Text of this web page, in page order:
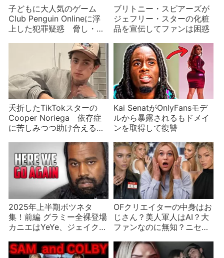
子どもに大人気のゲーム
Club Penguin Onlineに浮
上した犯罪疑惑 脅し・サ
っ取り・児童虐待…
ブリトニー・スピアーズが
ジェフリー・スターの化粧
品を宣伝してファンは困惑
夭折したTikTokスターの
Cooper Noriega 依存症
に苦しみつつ助け合える場
Kai SenatがOnlyFansモデ
ルから暴露されるもドメイ
ンを取得して復讐
2025年上半期ボツネタ
集！前編 グラミー全裸登場
カニエはYeYe、ジェイク・
OFクリエイターの中身はお
じさん？美人軍人はAI？大
ファンなのに無知？ニセモ